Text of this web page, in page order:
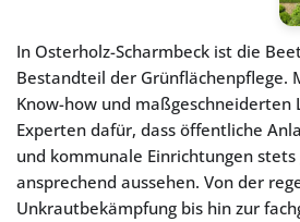
In Osterholz-Scharmbeck ist die
Bestandteil der Grünflächenpflege.
Know-how und maßgeschneiderten
Experten dafür, dass öffentliche
und kommunale Einrichtungen
ansprechend aussehen. Von der
Unkrautbekämpfung bis hin zur